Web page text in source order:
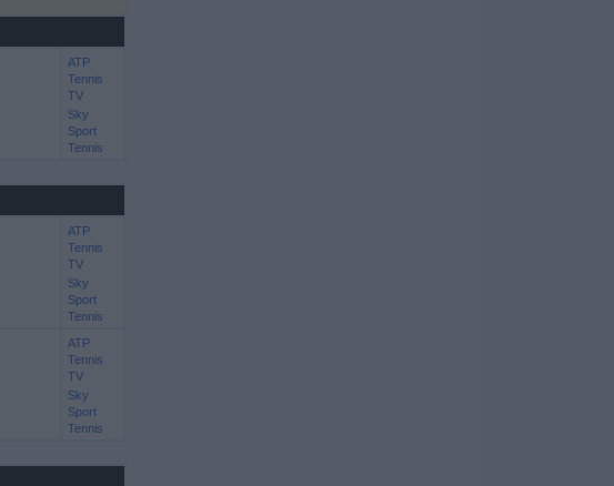
ATP
Tennis
TV
Sky
Sport
Tennis
ATP
Tennis
TV
Sky
Sport
Tennis
ATP
Tennis
TV
Sky
Sport
Tennis